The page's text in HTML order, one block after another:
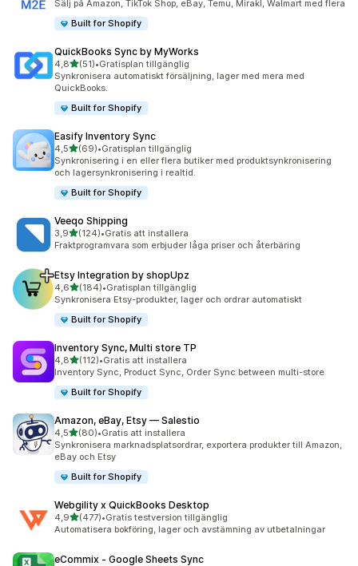
Sälj på Amazon, TikTok Shop, eBay, Temu, Mirakl, Walmart med flera
Built for Shopify
QuickBooks Sync by MyWorks
4,8av 5 stjärnor
(51)
51 recensioner totalt
•Gratisplan tillgänglig
Synkronisera automatiskt försäljning, lager med mera med
QuickBooks.
Built for Shopify
Easify Inventory Sync
4,5av 5 stjärnor
(69)
69 recensioner totalt
•Gratisplan tillgänglig
Synkronisering i en eller flera butiker med produktsynkronisering
och lagersynkronisering i realtid.
Built for Shopify
Veeqo Shipping
3,9av 5 stjärnor
(124)
124 recensioner totalt
•Gratis att installera
Fraktprogramvara som erbjuder låga priser och återbäring
Etsy Integration by shopUpz
4,6av 5 stjärnor
(184)
184 recensioner totalt
•Gratisplan tillgänglig
Synkronisera Etsy-produkter, lager och ordrar automatiskt
Built for Shopify
Inventory Sync, Multi store TP
4,8av 5 stjärnor
(112)
112 recensioner totalt
•Gratis att installera
Inventory Sync, Product Sync, Order Sync between multi-store
Built for Shopify
Amazon, eBay, Etsy — Salestio
4,5av 5 stjärnor
(80)
80 recensioner totalt
•Gratis att installera
Synkronisera marknadsplatsordrar, exportera produkter till Amazon,
eBay och Etsy
Built for Shopify
Webgility x QuickBooks Desktop
4,9av 5 stjärnor
(477)
477 recensioner totalt
•Gratis testversion tillgänglig
Automatisera bokföring, lager och avstämning av utbetalningar
eCommix ‑ Google Sheets Sync